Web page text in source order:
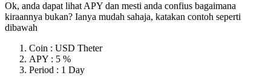
Ok, anda dapat lihat APY dan mesti anda confius bagaimana
kiraannya bukan? Ianya mudah sahaja, katakan contoh seperti
dibawah
Coin : USD Theter
APY : 5 %
Period : 1 Day